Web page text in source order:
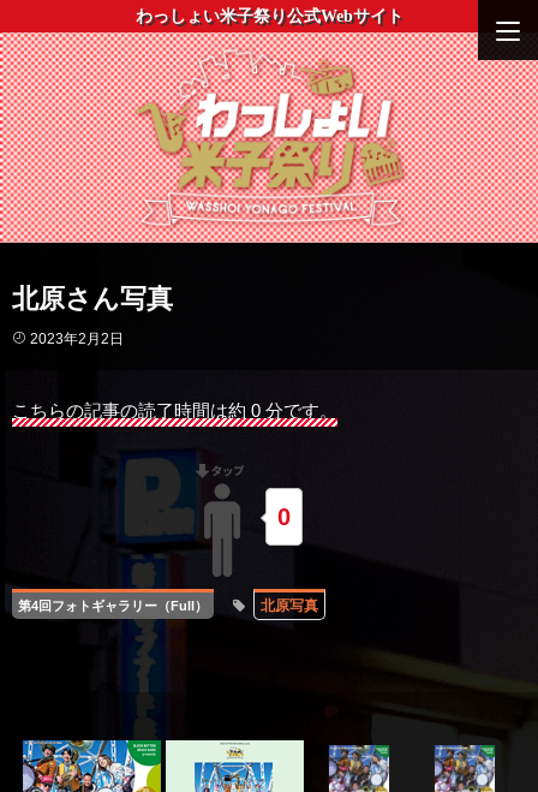
わっしょい米子祭り公式Webサイト
北原さん写真
2023年2月2日
こちらの記事の読了時間は約 0 分です。
0
第4回フォトギャラリー（Full） 北原写真